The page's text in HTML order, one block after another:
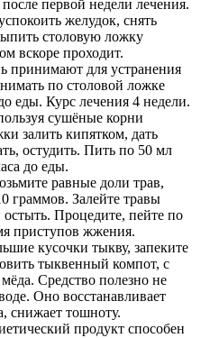
первой недели лечения.
желудок, снять
столовую ложку
вскоре проходит.
принимают для устранения
по столовой ложке
еды. Курс лечения 4 недели.
сушёные корни
залить кипятком, дать
остудить. Пить по 50 мл
до еды.
равные доли трав,
граммов. Залейте травы
Процедите, пейте по
приступов жжения.
кусочки тыкву, запеките
тыквенный компот, с
Средство полезно не
Оно восстанавливает
снижает тошноту.
продукт способен